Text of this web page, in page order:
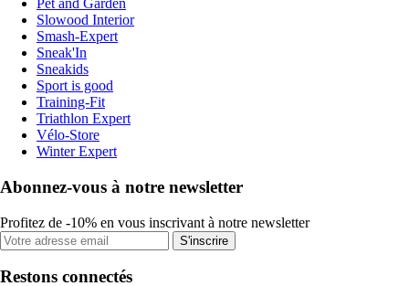
Pet and Garden
Slowood Interior
Smash-Expert
Sneak'In
Sneakids
Sport is good
Training-Fit
Triathlon Expert
Vélo-Store
Winter Expert
Abonnez-vous à notre newsletter
Profitez de -10% en vous inscrivant à notre newsletter
S'inscrire
Restons connectés